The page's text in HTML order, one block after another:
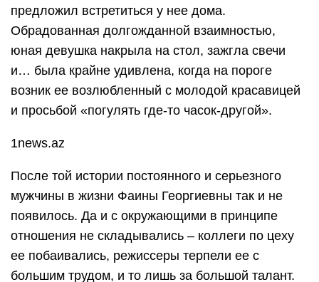
предложил встретиться у нее дома.
Обрадованная долгожданной взаимностью,
юная девушка накрыла на стол, зажгла свечи
и… была крайне удивлена, когда на пороге
возник ее возлюбленный с молодой красавицей
и просьбой «погулять где-то часок-другой».
1news.az
После той истории постоянного и серьезного
мужчины в жизни Фаины Георгиевны так и не
появилось. Да и с окружающими в принципе
отношения не складывались – коллеги по цеху
ее побаивались, режиссеры терпели ее с
большим трудом, и то лишь за большой талант.